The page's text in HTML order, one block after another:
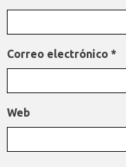
Correo electrónico *
Web